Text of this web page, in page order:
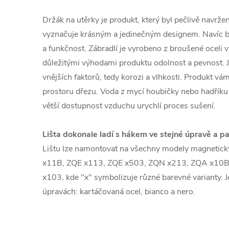
Držák na utěrky je produkt, který byl pečlivě
vyznačuje krásným a jedinečným designem. Navíc
a funkčnost. Zábradlí je vyrobeno z broušené oceli
důležitými výhodami produktu odolnost a pevnost.
vnějších faktorů, tedy korozi a vlhkosti. Produkt
prostoru dřezu. Voda z mycí houbičky nebo
větší dostupnost vzduchu urychlí proces sušení.
Lišta dokonale ladí s hákem ve stejné úpravě a
Lištu lze namontovat na všechny modely
x11B, ZQE x113, ZQE x503, ZQN x213, ZQA
x103, kde "x" symbolizuje různé barevné varianty.
úpravách: kartáčovaná ocel, bianco a nero.